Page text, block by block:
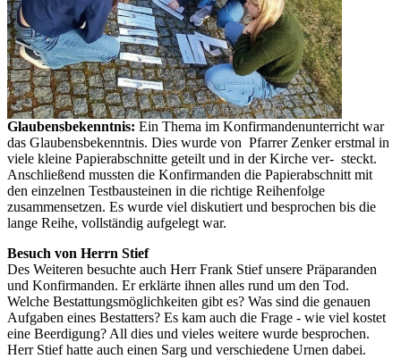
Glaubensbekenntnis: Ein Thema im Konfirmandenunterricht war
das Glaubensbekenntnis. Dies wurde von Pfarrer Zenker erstmal in
viele kleine Papierabschnitte geteilt und in der Kirche ver- steckt.
Anschließend mussten die Konfirmanden die Papierabschnitt mit
den einzelnen Testbausteinen in die richtige Reihenfolge
zusammensetzen. Es wurde viel diskutiert und besprochen bis die
lange Reihe, vollständig aufgelegt war.
Besuch von Herrn Stief
Des Weiteren besuchte auch Herr Frank Stief unsere Präparanden
und Konfirmanden. Er erklärte ihnen alles rund um den Tod.
Welche Bestattungsmöglichkeiten gibt es? Was sind die genauen
Aufgaben eines Bestatters? Es kam auch die Frage - wie viel kostet
eine Beerdigung? All dies und vieles weitere wurde besprochen.
Herr Stief hatte auch einen Sarg und verschiedene Urnen dabei.